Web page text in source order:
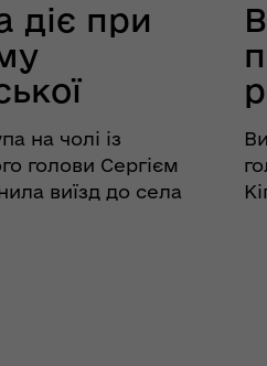
діє при
на чолі із
голови Сергієм
виїзд до села